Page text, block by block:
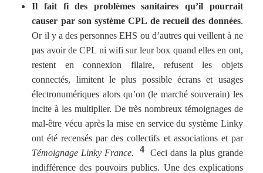
Il fait fi des problèmes sanitaires qu’il pourrait
causer par son système CPL de recueil des données.
Or il y a des personnes EHS ou d’autres qui veillent à ne
pas avoir de CPL ni wifi sur leur box quand elles en ont,
restent en connexion filaire, refusent les objets
connectés, limitent le plus possible écrans et usages
électronumériques alors qu’on (le marché souverain) les
incite à les multiplier. De très nombreux témoignages de
mal-être vécu après la mise en service du système Linky
ont été recensés par des collectifs et associations et par
Témoignage Linky France.
4 Ceci dans la plus grande
indifférence des pouvoirs publics. Une des explications